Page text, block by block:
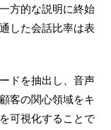
方的な説明に終始
した会話比率は表
ドを抽出し、音声
客の関心領域をキ
可視化することで